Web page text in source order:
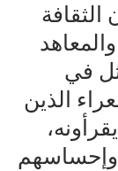
في
الذين
وإحساسهم